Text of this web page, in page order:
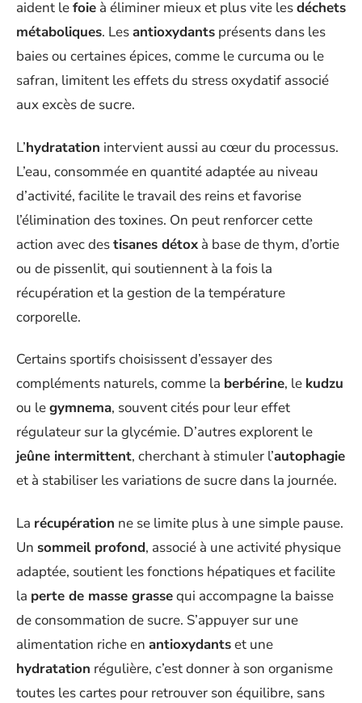
aident lefoie à éliminer mieux et plus vite lesdéchets
métaboliques. Lesantioxydants présents dans les
baies ou certaines épices, comme le curcuma ou le
safran, limitent les effets du stress oxydatif associé
aux excès de sucre.
L’hydratation intervient aussi au cœur du processus.
L’eau, consommée en quantité adaptée au niveau
d’activité, facilite le travail des reins et favorise
l’élimination des toxines. On peut renforcer cette
action avec destisanes détox à base de thym, d’ortie
ou de pissenlit, qui soutiennent à la fois la
récupération et la gestion de la température
corporelle.
Certains sportifs choisissent d’essayer des
compléments naturels, comme la berbérine, le kudzu
ou legymnema, souvent cités pour leur effet
régulateur sur la glycémie. D’autres explorent le
jeûne intermittent, cherchant à stimuler l’autophagie
et à stabiliser les variations de sucre dans la journée.
La récupération ne se limite plus à une simple pause.
Un sommeil profond, associé à une activité physique
adaptée, soutient les fonctions hépatiques et facilite
la perte de masse grassequi accompagne la baisse
de consommation de sucre. S’appuyer sur une
alimentation riche en antioxydantset une
hydratation régulière, c’est donner à son organisme
toutes les cartes pour retrouver son équilibre, sans